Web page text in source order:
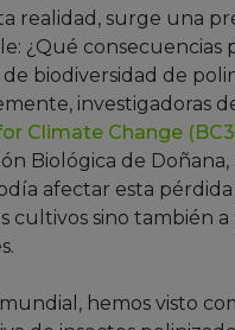
realidad, surge una
¿Qué consecuencias
biodiversidad de
investigadoras
Climate Change
Biológica de
afectar esta
cultivos sino también
mundial, hemos visto